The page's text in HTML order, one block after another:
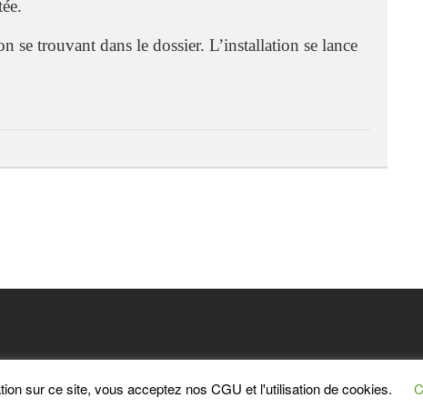
se trouvant dans le dossier. L’installation se lance
sur ce site, vous acceptez nos CGU et l'utilisation de cookies.